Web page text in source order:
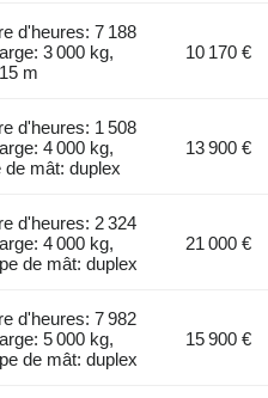
d'heures: 7 188
3 000 kg,
m
10 170 €
d'heures: 1 508
4 000 kg,
mât: duplex
13 900 €
d'heures: 2 324
4 000 kg,
de mât: duplex
21 000 €
d'heures: 7 982
5 000 kg,
de mât: duplex
15 900 €